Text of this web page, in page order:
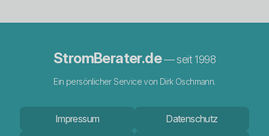
StromBerater.de— seit 1998
Ein persönlicher Service von Dirk Oschmann.
Impressum
Datenschutz